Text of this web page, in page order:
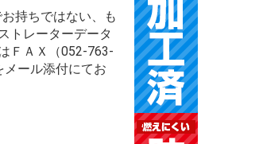
持ちではない、も
トレーターデータ
ＦＡＸ（052-763-
ール添付にてお